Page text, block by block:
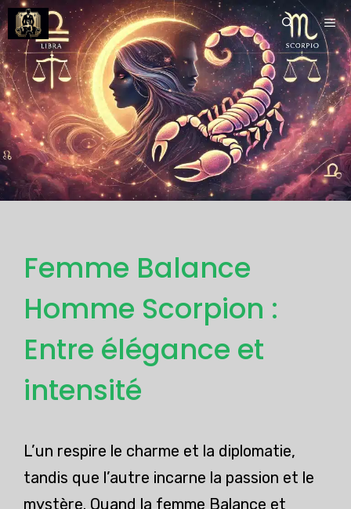
Aller
au
contenu
Femme Balance
Homme Scorpion :
Entre élégance et
intensité
L’un respire le charme et la diplomatie,
tandis que l’autre incarne la passion et le
mystère. Quand la femme Balance et